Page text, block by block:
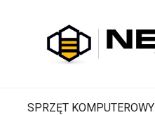
SPRZĘT KOMPUTEROWY